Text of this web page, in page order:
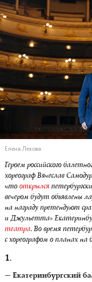
Елена Лехова
Героем российского
хореограф Вячеслав
что открылся
вечером будут объявлены
на награду претендуют
и Джульетта»
театра. Во время
с хореографом о планах
1.
— Екатеринбургский